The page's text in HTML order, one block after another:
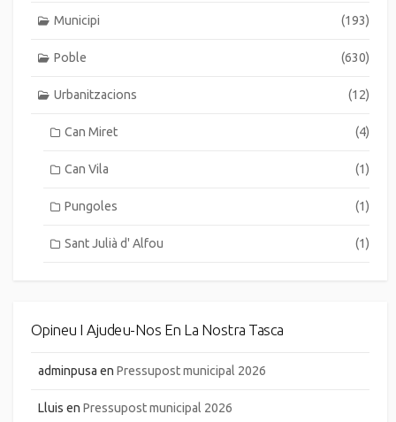
Municipi (193)
Poble (630)
Urbanitzacions (12)
Can Miret (4)
Can Vila (1)
Pungoles (1)
Sant Julià d' Alfou (1)
Opineu I Ajudeu-Nos En La Nostra Tasca
adminpusa en Pressupost municipal 2026
Lluis en Pressupost municipal 2026